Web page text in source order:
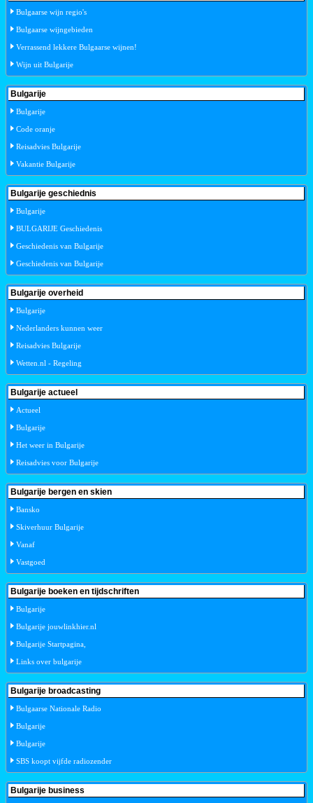
Bulgaarse wijn regio's
Bulgaarse wijngebieden
Verrassend lekkere Bulgaarse wijnen!
Wijn uit Bulgarije
Bulgarije
Bulgarije
Code oranje
Reisadvies Bulgarije
Vakantie Bulgarije
Bulgarije geschiednis
Bulgarije
BULGARIJE Geschiedenis
Geschiedenis van Bulgarije
Geschiedenis van Bulgarije
Bulgarije overheid
Bulgarije
Nederlanders kunnen weer
Reisadvies Bulgarije
Wetten.nl - Regeling
Bulgarije actueel
Actueel
Bulgarije
Het weer in Bulgarije
Reisadvies voor Bulgarije
Bulgarije bergen en skien
Bansko
Skiverhuur Bulgarije
Vanaf
Vastgoed
Bulgarije boeken en tijdschriften
Bulgarije
Bulgarije jouwlinkhier.nl
Bulgarije Startpagina,
Links over bulgarije
Bulgarije broadcasting
Bulgaarse Nationale Radio
Bulgarije
Bulgarije
SBS koopt vijfde radiozender
Bulgarije business